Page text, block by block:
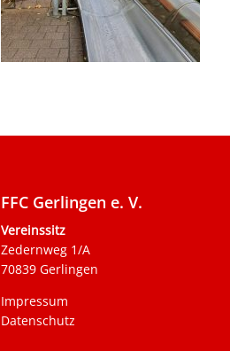
FFC Gerlingen e. V.
Vereinssitz
Zedernweg 1/A
70839 Gerlingen
Impressum
Datenschutz